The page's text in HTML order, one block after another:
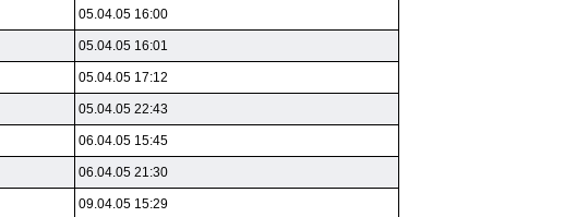
05.04.05 16:00
05.04.05 16:01
05.04.05 17:12
05.04.05 22:43
06.04.05 15:45
06.04.05 21:30
09.04.05 15:29